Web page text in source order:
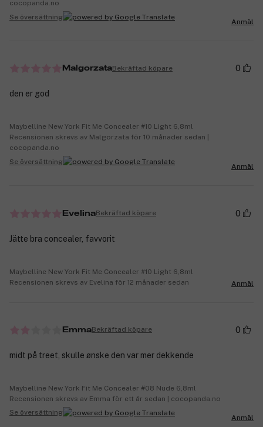
cocopanda.no
Se översättning
Anmäl
MalgorzataBekräftad köpare 0
den er god
Maybelline New York Fit Me Concealer #10 Light 6,8ml
Recensionen skrevs av Malgorzata för 10 månader sedan |
cocopanda.no
Se översättning
Anmäl
EvelinaBekräftad köpare 0
Jätte bra concealer, favvorit
Maybelline New York Fit Me Concealer #10 Light 6,8ml
Recensionen skrevs av Evelina för 12 månader sedan
Anmäl
EmmaBekräftad köpare 0
midt på treet, skulle ønske den var mer dekkende
Maybelline New York Fit Me Concealer #08 Nude 6,8ml
Recensionen skrevs av Emma för ett år sedan | cocopanda.no
Se översättning
Anmäl